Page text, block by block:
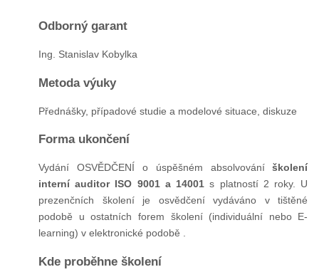
Odborný garant
Ing. Stanislav Kobylka
Metoda výuky
Přednášky, případové studie a modelové situace, diskuze
Forma ukončení
Vydání OSVĚDČENÍ o úspěšném absolvováníškolení
interní auditor ISO 9001 a 14001s platností 2 roky. U
prezenčních školení je osvědčení vydáváno v tištěné
podobě u ostatních forem školení (individuální nebo E-
learning) v elektronické podobě .
Kde proběhne školení